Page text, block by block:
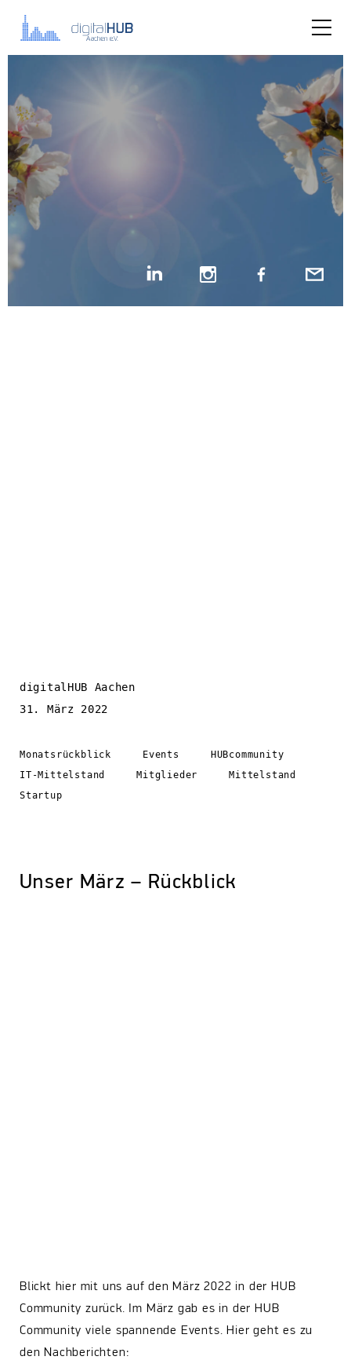
digitalHUB Aachen
31. März 2022
Monatsrückblick Events
HUBcommunity
IT-Mittelstand
Mitglieder
Mittelstand
Startup
Unser März – Rückblick
Blickt hier mit uns auf den März 2022 in der HUB
Community zurück. Im März gab es in der HUB
Community viele spannende Events. Hier geht es zu
den Nachberichten: